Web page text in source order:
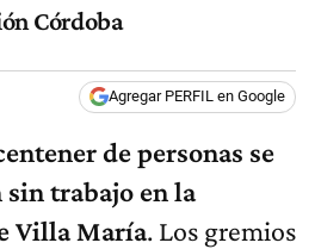
Córdoba
Agregar PERFIL en Google
de personas se
sin trabajo en la
Villa María. Los gremios